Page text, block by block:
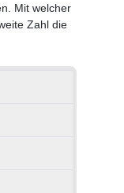
Mit welcher
Zahl die